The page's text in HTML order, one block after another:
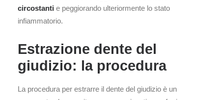
circostanti e peggiorando ulteriormente lo stato
infiammatorio.
Estrazione dente del
giudizio: la procedura
La procedura per estrarre il dente del giudizio è un